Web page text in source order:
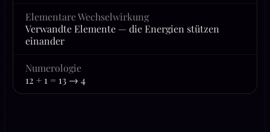
Elementare Wechselwirkung
Verwandte Elemente — die Energien stützen
einander
Numerologie
12 + 1 = 13 → 4